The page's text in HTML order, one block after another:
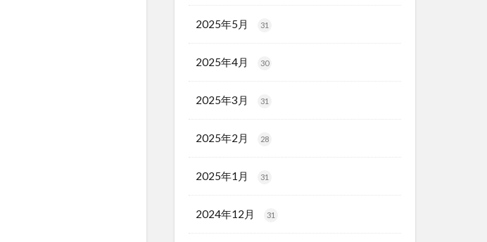
2025年5月 31
2025年4月 30
2025年3月 31
2025年2月 28
2025年1月 31
2024年12月 31